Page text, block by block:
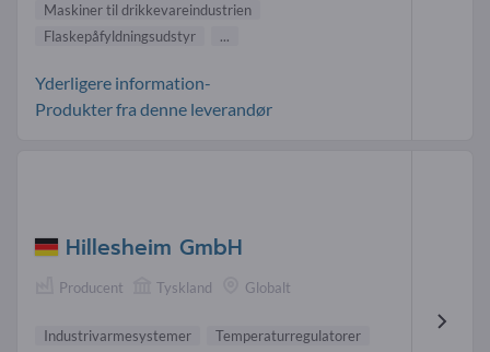
Maskiner til drikkevareindustrien
Flaskepåfyldningsudstyr
...
Yderligere information-
Produkter fra denne leverandør
Hillesheim GmbH
Producent Tyskland Globalt
Industrivarmesystemer
Temperaturregulatorer